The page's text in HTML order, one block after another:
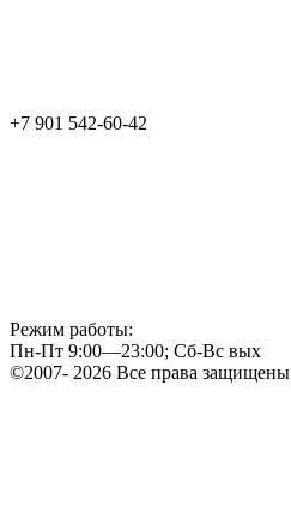
+7 901 542-60-42
Режим работы:
Пн-Пт 9:00—23:00; Сб-Вс вых
©2007- 2026 Все права защищены